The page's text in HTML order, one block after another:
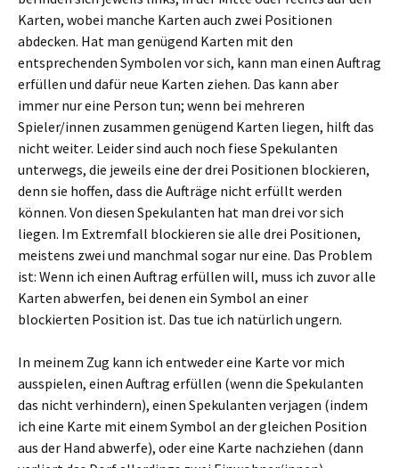
Karten, wobei manche Karten auch zwei Positionen
abdecken. Hat man genügend Karten mit den
entsprechenden Symbolen vor sich, kann man einen Auftrag
erfüllen und dafür neue Karten ziehen. Das kann aber
immer nur eine Person tun; wenn bei mehreren
Spieler/innen zusammen genügend Karten liegen, hilft das
nicht weiter. Leider sind auch noch fiese Spekulanten
unterwegs, die jeweils eine der drei Positionen blockieren,
denn sie hoffen, dass die Aufträge nicht erfüllt werden
können. Von diesen Spekulanten hat man drei vor sich
liegen. Im Extremfall blockieren sie alle drei Positionen,
meistens zwei und manchmal sogar nur eine. Das Problem
ist: Wenn ich einen Auftrag erfüllen will, muss ich zuvor alle
Karten abwerfen, bei denen ein Symbol an einer
blockierten Position ist. Das tue ich natürlich ungern.
In meinem Zug kann ich entweder eine Karte vor mich
ausspielen, einen Auftrag erfüllen (wenn die Spekulanten
das nicht verhindern), einen Spekulanten verjagen (indem
ich eine Karte mit einem Symbol an der gleichen Position
aus der Hand abwerfe), oder eine Karte nachziehen (dann